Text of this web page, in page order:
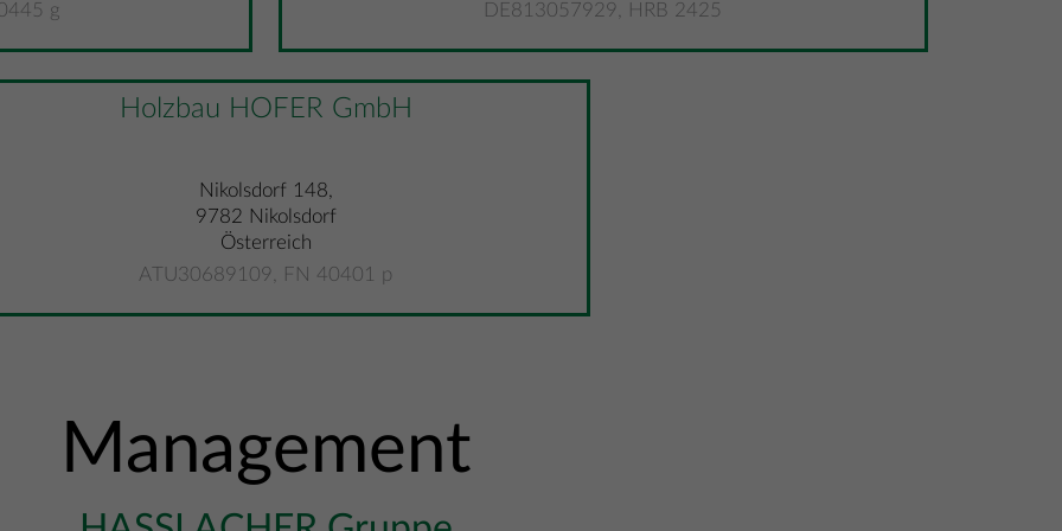
g
DE813057929, HRB 2425
Holzbau HOFER GmbH
Nikolsdorf 148,
9782 Nikolsdorf
Österreich
ATU30689109, FN 40401 p
Management